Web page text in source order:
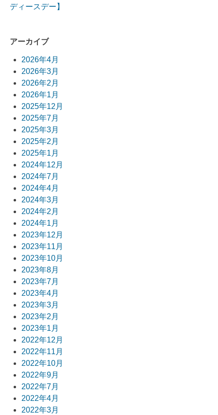
投
ナ
ビ
ゲ
ー
シ
ョ
ン
ディースデー】
アーカイブ
2026年4月
2026年3月
2026年2月
2026年1月
2025年12月
2025年7月
2025年3月
2025年2月
2025年1月
2024年12月
2024年7月
2024年4月
2024年3月
2024年2月
2024年1月
2023年12月
2023年11月
2023年10月
2023年8月
2023年7月
2023年4月
2023年3月
2023年2月
2023年1月
2022年12月
2022年11月
2022年10月
2022年9月
2022年7月
2022年4月
2022年3月